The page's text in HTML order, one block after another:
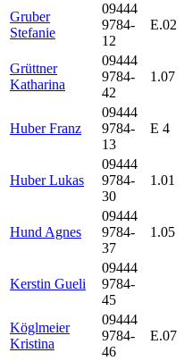
Gruber
Stefanie
09444
9784-
12
E.02
Grüttner
Katharina
09444
9784-
42
1.07
Huber Franz
09444
9784-
13
E 4
Huber Lukas
09444
9784-
30
1.01
Hund Agnes
09444
9784-
37
1.05
Kerstin Gueli
09444
9784-
45
Köglmeier
Kristina
09444
9784-
46
E.07